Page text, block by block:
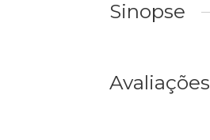
Sinopse
Avaliações